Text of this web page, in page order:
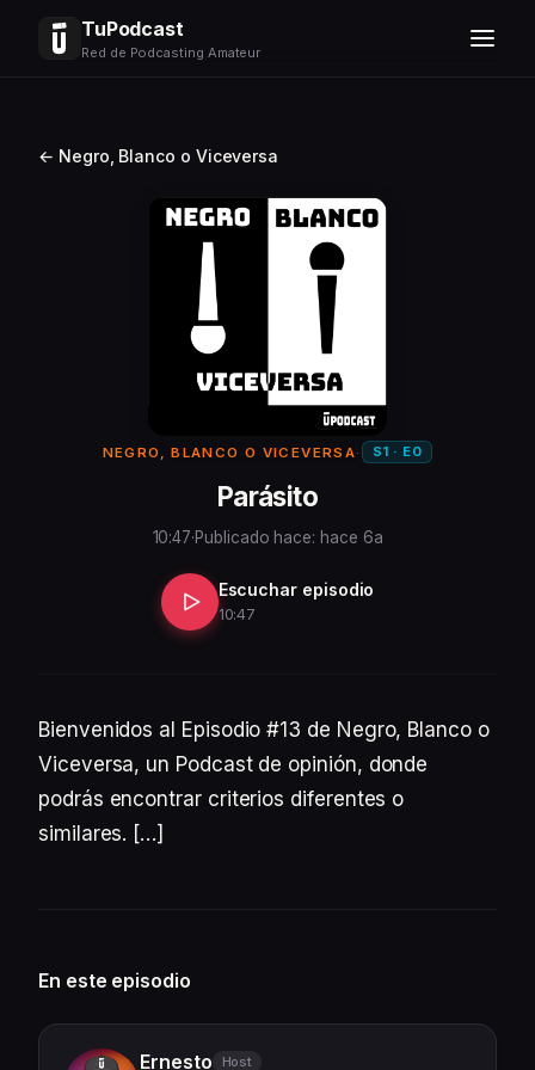
TuPodcast
Red de Podcasting Amateur
← Negro, Blanco o Viceversa
NEGRO, BLANCO O VICEVERSA· S1 · E0
Parásito
10:47·Publicado hace: hace 6a
Escuchar episodio
10:47
Bienvenidos al Episodio #13 de Negro, Blanco o
Viceversa, un Podcast de opinión, donde
podrás encontrar criterios diferentes o
similares. […]
En este episodio
Ernesto Host